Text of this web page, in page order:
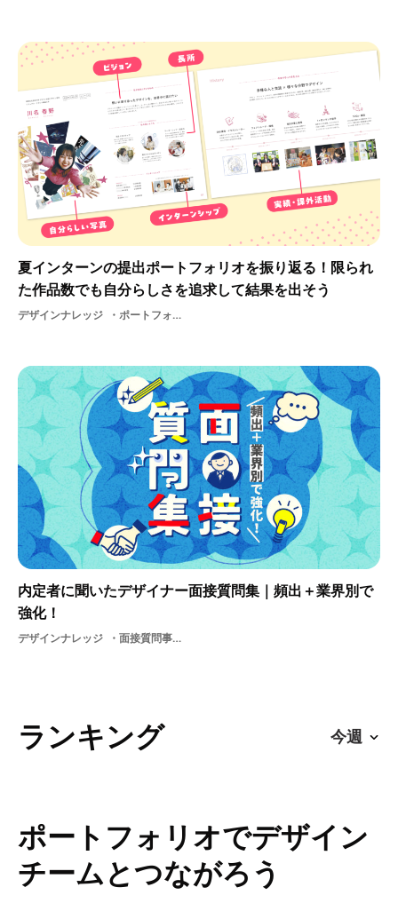
夏インターンの提出ポートフォリオを振り返る！限られ
た作品数でも自分らしさを追求して結果を出そう
デザインナレッジ ポートフォリオサマーインターンUIUXデザイナーメーカー面接対策
内定者に聞いたデザイナー面接質問集｜頻出＋業界別で
強化！
デザインナレッジ 面接質問事例集面接対策
ランキング
ポートフォリオでデザイン
チームとつながろう